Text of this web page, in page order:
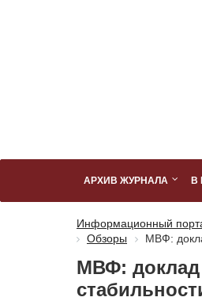
АРХИВ ЖУРНАЛА В
Информационный
Обзоры
МВФ:
МВФ: доклад